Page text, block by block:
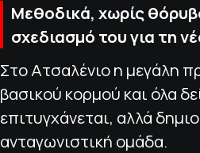
Μεθοδικά, χωρίς
σχεδιασμό του για τη
Στο Ατσαλένιο η μεγάλη
βασικού κορμού και όλα
επιτυγχάνεται, αλλά
ανταγωνιστική ομάδα.